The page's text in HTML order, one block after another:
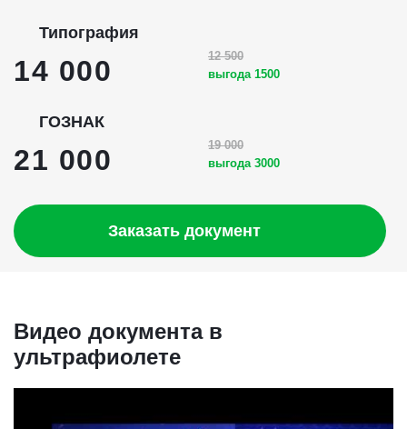
Типография
14 000
12 500
выгода 1500
ГОЗНАК
21 000
19 000
выгода 3000
Заказать документ
Видео документа в
ультрафиолете